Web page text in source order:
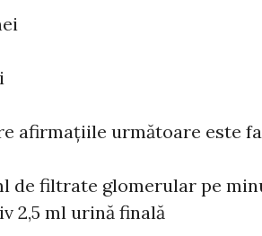
afirmațiile următoare este
de filtrate glomerular pe
2,5 ml urină finală